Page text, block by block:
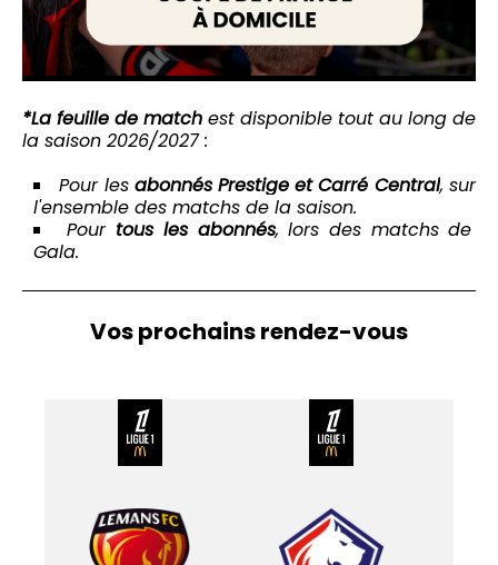
*La feuille de match est disponible tout au long de
la saison 2026/2027 :
Pour les abonnés Prestige et Carré Central, sur
l'ensemble des matchs de la saison.
Pour tous les abonnés, lors des matchs de
Gala.
Vos prochains rendez-vous